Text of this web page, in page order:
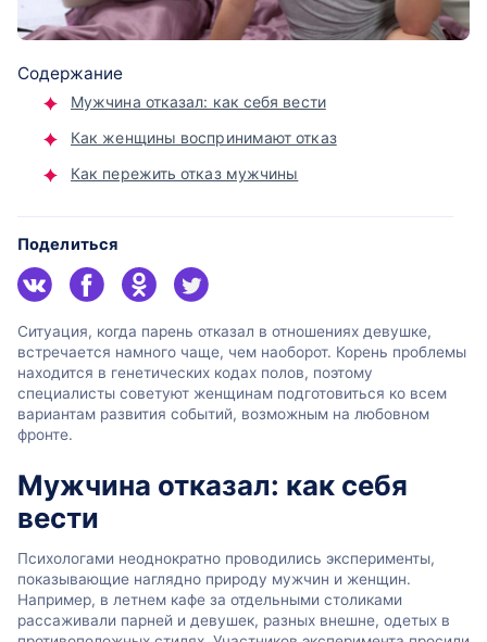
Содержание
Мужчина отказал: как себя вести
Как женщины воспринимают отказ
Как пережить отказ мужчины
Поделиться
Ситуация, когда парень отказал в отношениях девушке,
встречается намного чаще, чем наоборот. Корень проблемы
находится в генетических кодах полов, поэтому
специалисты советуют женщинам подготовиться ко всем
вариантам развития событий, возможным на любовном
фронте.
Мужчина отказал: как себя
вести
Психологами неоднократно проводились эксперименты,
показывающие наглядно природу мужчин и женщин.
Например, в летнем кафе за отдельными столиками
рассаживали парней и девушек, разных внешне, одетых в